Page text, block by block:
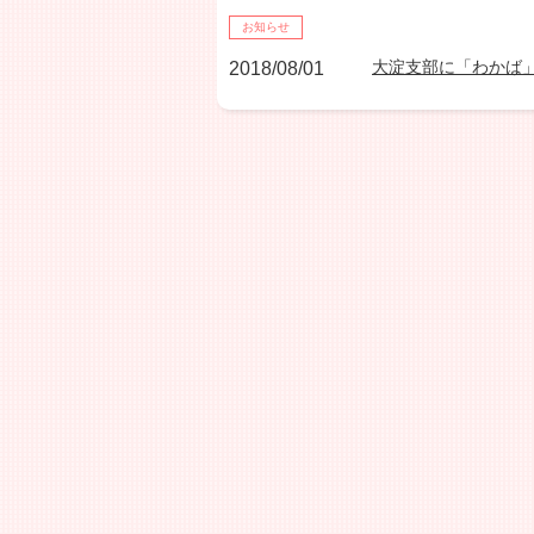
お知らせ
2018/08/01 大淀支部に「わかば